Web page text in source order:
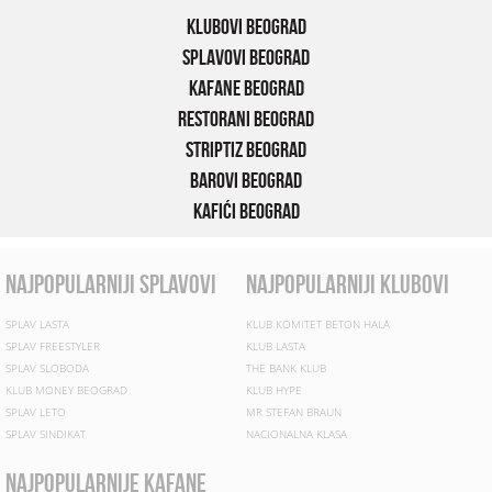
Klubovi Beograd
Splavovi Beograd
Kafane Beograd
Restorani Beograd
Striptiz Beograd
Barovi Beograd
Kafići Beograd
najpopularniji splavovi
SPLAV LASTA
SPLAV FREESTYLER
SPLAV SLOBODA
KLUB MONEY BEOGRAD
SPLAV LETO
SPLAV SINDIKAT
najpopularniji klubovi
KLUB KOMITET BETON HALA
KLUB LASTA
THE BANK KLUB
KLUB HYPE
MR STEFAN BRAUN
NACIONALNA KLASA
najpopularnije kafane